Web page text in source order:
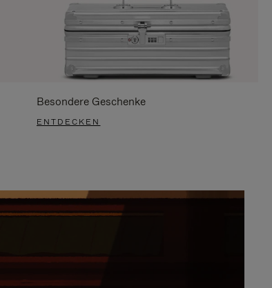
Besondere Geschenke
ENTDECKEN